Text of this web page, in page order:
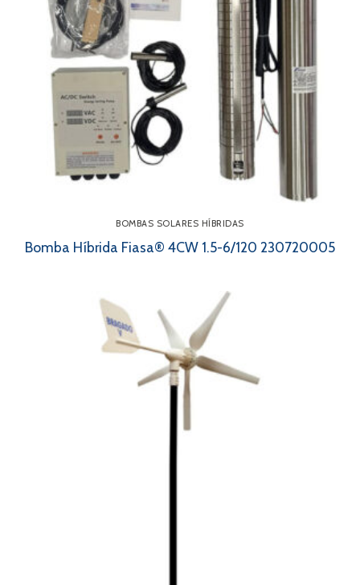
BOMBAS SOLARES HÍBRIDAS
Bomba Híbrida Fiasa® 4CW 1.5-6/120 230720005